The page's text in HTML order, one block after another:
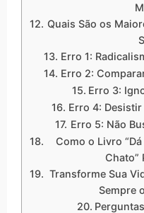
Quais São os
Erro 1:
Erro 2:
Erro 3:
Erro 4:
Erro 5: Não
Como o Livro
Chato”
Transforme Sua
Sempre